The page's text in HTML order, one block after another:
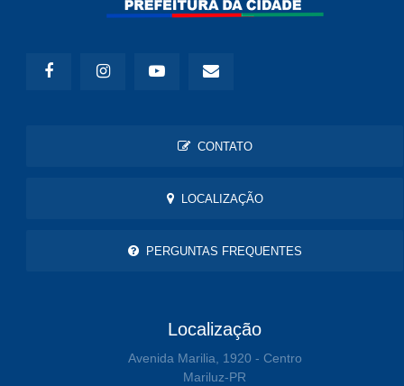
CONTATO
LOCALIZAÇÃO
PERGUNTAS FREQUENTES
Localização
Avenida Marilia, 1920 - Centro
Mariluz-PR